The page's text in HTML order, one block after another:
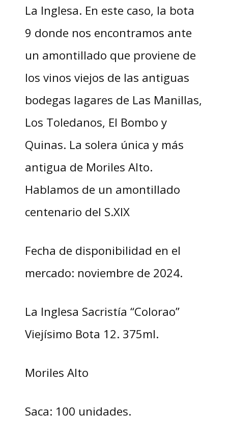
La Inglesa. En este caso, la bota
9 donde nos encontramos ante
un amontillado que proviene de
los vinos viejos de las antiguas
bodegas lagares de Las Manillas,
Los Toledanos, El Bombo y
Quinas. La solera única y más
antigua de Moriles Alto.
Hablamos de un amontillado
centenario del S.XIX
Fecha de disponibilidad en el
mercado: noviembre de 2024.
La Inglesa Sacristía “Colorao”
Viejísimo Bota 12. 375ml.
Moriles Alto
Saca: 100 unidades.